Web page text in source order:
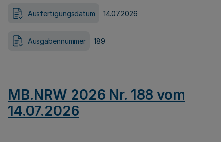
Ausfertigungsdatum 14.07.2026
Ausgabennummer 189
MB.NRW 2026 Nr. 188 vom
14.07.2026